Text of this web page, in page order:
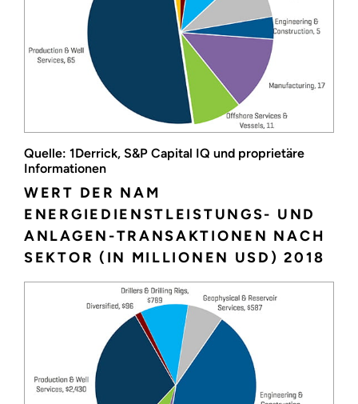
Quelle: 1Derrick, S&P Capital IQ und proprietäre
Informationen
WERT DER NAM
ENERGIEDIENSTLEISTUNGS- UND
ANLAGEN-TRANSAKTIONEN NACH
SEKTOR (IN MILLIONEN USD) 2018